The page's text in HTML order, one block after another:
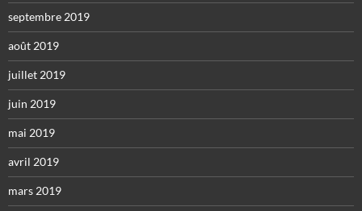
septembre 2019
août 2019
juillet 2019
juin 2019
mai 2019
avril 2019
mars 2019